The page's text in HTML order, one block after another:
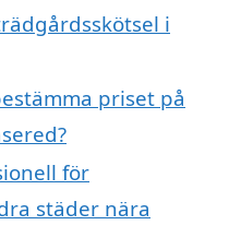
i
priset på
för
städer nära